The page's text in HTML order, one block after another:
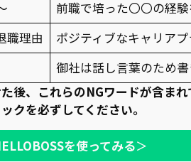
前職で培った〇〇の経
職理由
ポジティブなキャリア
御社は話し言葉のため
後、これらのNGワードが含まれ
クを必ずしてください。
を使ってみる＞